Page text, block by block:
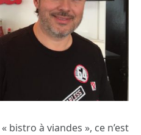
bistro à viandes », ce n’est